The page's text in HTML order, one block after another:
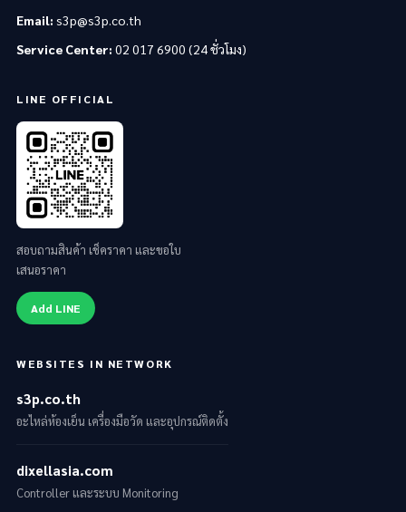
Email: s3p@s3p.co.th
Service Center: 02 017 6900 (24 ชั่วโมง)
LINE OFFICIAL
สอบถามสินค้า เช็คราคา และขอใบ
เสนอราคา
Add LINE
WEBSITES IN NETWORK
s3p.co.th
อะไหล่ห้องเย็น เครื่องมือวัด และอุปกรณ์ติดตั้ง
dixellasia.com
Controller และระบบ Monitoring